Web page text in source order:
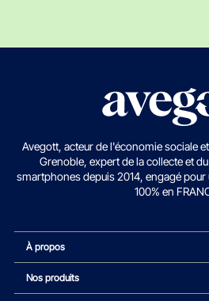
Avegott, acteur de l'économie sociale
Grenoble, expert de la collecte et
smartphones depuis 2014, engagé
100% en
À propos
Nos produits